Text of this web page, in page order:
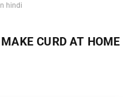
hindi
CURD AT HOME